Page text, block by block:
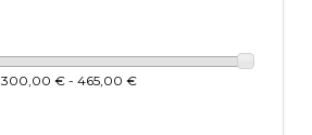
300,00 € - 465,00 €